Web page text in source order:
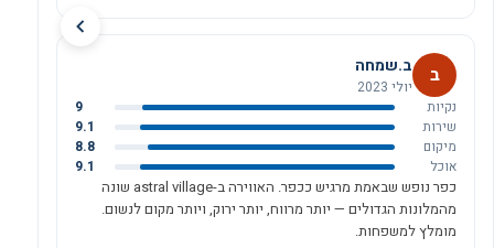
ב ב.שמחה
יולי 2023
נקיות
9
שירות
9.1
מיקום
8.8
אוכל
9.1
כפר נופש שבאמת מרגיש ככפר. האווירה ב-astral village שונה
מהמלונות הגדולים — יותר מרווח, יותר ירוק, ויותר מקום לנשום.
מומלץ למשפחות.